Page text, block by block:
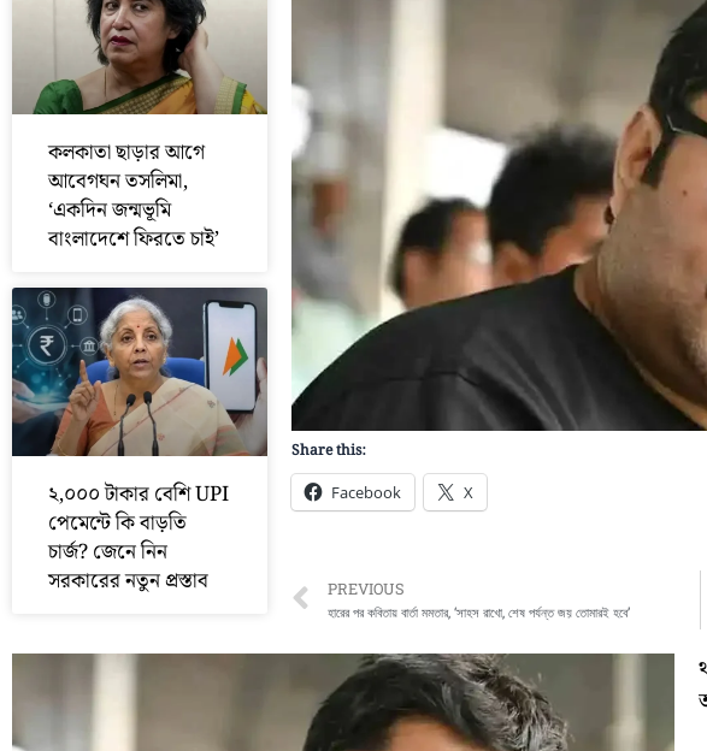
কলকাতা ছাড়ার আগে
আবেগঘন তসলিমা,
‘একদিন জন্মভূমি
বাংলাদেশে ফিরতে চাই’
২,০০০ টাকার বেশি UPI
পেমেন্টে কি বাড়তি
চার্জ? জেনে নিন
সরকারের নতুন প্রস্তাব
Share this:
Facebook X
Prev
PREVIOUS
হারের পর কবিতায় বার্তা মমতার, ‘সাহস রাখো, শেষ পর্যন্ত জয় তোমারই হবে’